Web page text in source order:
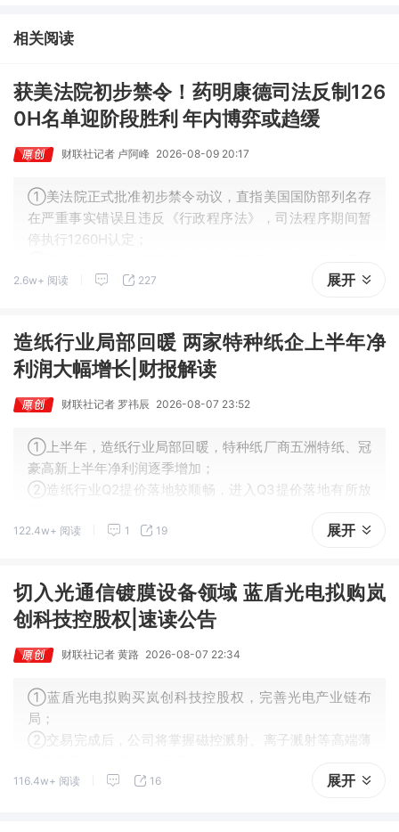
相关阅读
获美法院初步禁令！药明康德司法反制126
0H名单迎阶段胜利 年内博弈或趋缓
财联社记者 卢阿峰 2026-08-09 20:17
①美法院正式批准初步禁令动议，直指美国国防部列名存
在严重事实错误且违反《行政程序法》，司法程序期间暂
停执行1260H认定；
年业绩指引；
2.6w+ 阅读 227 展开
造纸行业局部回暖 两家特种纸企上半年净
利润大幅增长|财报解读
财联社记者 罗祎辰 2026-08-07 23:52
①上半年，造纸行业局部回暖，特种纸厂商五洲特纸、冠
豪高新上半年净利润逐季增加；
②造纸行业Q2提价落地较顺畅，进入Q3提价落地有所放
③在行业内部，箱板瓦楞纸、特种纸相对较好，其他纸种
122.4w+ 阅读 1 19 展开
切入光通信镀膜设备领域 蓝盾光电拟购岚
创科技控股权|速读公告
财联社记者 黄路 2026-08-07 22:34
①蓝盾光电拟购买岚创科技控股权，完善光电产业链布
局；
②交易完成后，公司将掌握磁控溅射、离子溅射等高端薄
116.4w+ 阅读 16 展开